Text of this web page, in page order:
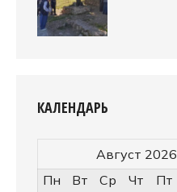
КАЛЕНДАРЬ
Август 2026
Пн
Вт Ср Чт Пт